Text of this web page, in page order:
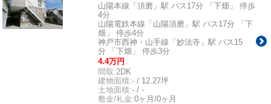
山陽本線「須磨」駅 バス17分 「下畑」 停歩
4分
山陽電鉄本線「山陽須磨」駅 バス17分 「下
畑」 停歩4分
神戸市西神・山手線「妙法寺」駅 バス15
分 「下畑」 停歩3分
4.4万円
間取:2DK
建物面積:- / 12.27坪
土地面積:- / -
敷金/礼金:0ヶ月/0ヶ月